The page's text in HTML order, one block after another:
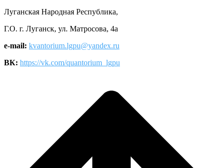
Луганская Народная Республика,
Г.О. г. Луганск, ул. Матросова, 4а
e-mail: kvantorium.lgpu@yandex.ru
ВК: https://vk.com/quantorium_lgpu